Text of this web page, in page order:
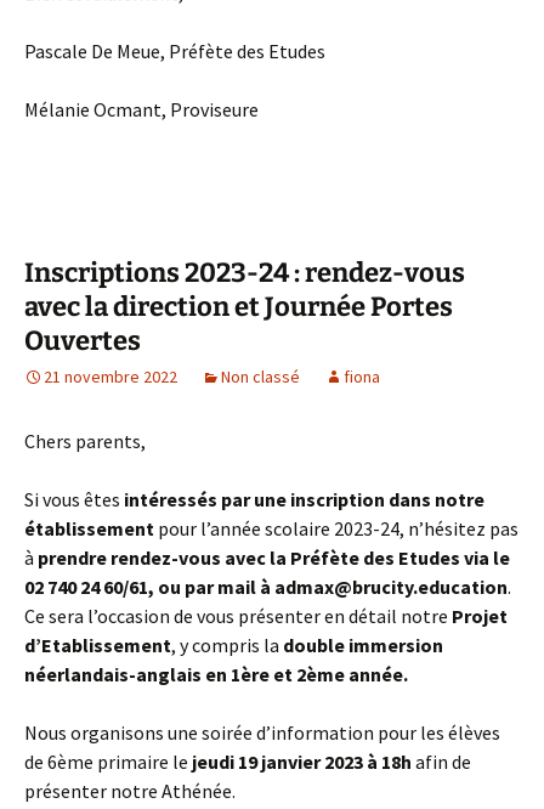
Pascale De Meue, Préfète des Etudes
Mélanie Ocmant, Proviseure
Inscriptions 2023-24 : rendez-vous
avec la direction et Journée Portes
Ouvertes
21 novembre 2022 Non classé fiona
Chers parents,
Si vous êtes intéressés par une inscription dans notre
établissement pour l’année scolaire 2023-24, n’hésitez pas
à prendre rendez-vous avec la Préfète des Etudes via le
02 740 24 60/61, ou par mail à admax@brucity.education.
Ce sera l’occasion de vous présenter en détail notre Projet
d’Etablissement, y compris la double immersion
néerlandais-anglais en 1ère et 2ème année.
Nous organisons une soirée d’information pour les élèves
de 6ème primaire le jeudi 19 janvier 2023 à 18h afin de
présenter notre Athénée.